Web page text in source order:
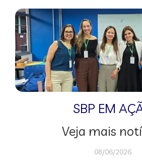
SBP EM
Veja mais
08/06/2026